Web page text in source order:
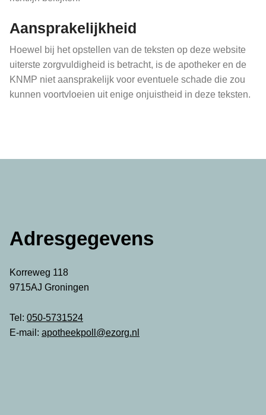
Aansprakelijkheid
Hoewel bij het opstellen van de teksten op deze website
uiterste zorgvuldigheid is betracht, is de apotheker en de
KNMP niet aansprakelijk voor eventuele schade die zou
kunnen voortvloeien uit enige onjuistheid in deze teksten.
Adresgegevens
Korreweg 118
9715AJ Groningen
Tel: 050-5731524
E-mail: apotheekpoll@ezorg.nl